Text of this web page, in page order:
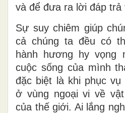
và để đưa ra lời đáp
Sự suy chiêm giúp
cả chúng ta đều có
hành hương hy vọng
cuộc sống của mình
đặc biệt là khi phục
ở vùng ngoại vi về
của thế giới. Ai lắng